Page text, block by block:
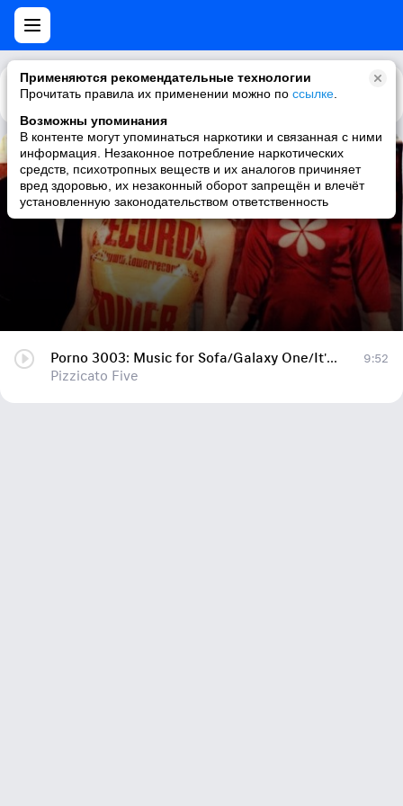
Применяются рекомендательные технологии
Прочитать правила их применении можно по ссылке
Возможны упоминания
В контенте могут упоминаться наркотики и связанная с ними
информация. Незаконное потребление наркотических
средств, психотропных веществ и их аналогов причиняет
вред здоровью, их незаконный оборот запрещён и влечёт
установленную законодательством ответственность
Каталог Рекомендации
Pizzicato Five
Porno 3003: Music for Sofa/Galaxy One/It's All Too Beautiful
Pizzicato Five
9:52